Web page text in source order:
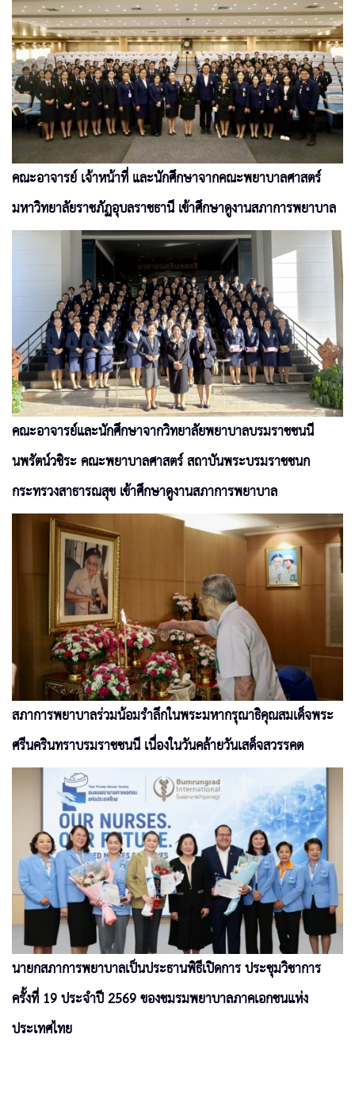
คณะอาจารย์ เจ้าหน้าที่ และนักศึกษาจากคณะพยาบาลศาสตร์
มหาวิทยาลัยราชภัฏอุบลราชธานี เข้าศึกษาดูงานสภาการพยาบาล
คณะอาจารย์และนักศึกษาจากวิทยาลัยพยาบาลบรมราชชนนี
นพรัตน์วชิระ คณะพยาบาลศาสตร์ สถาบันพระบรมราชชนก
กระทรวงสาธารณสุข เข้าศึกษาดูงานสภาการพยาบาล
สภาการพยาบาลร่วมน้อมรำลึกในพระมหากรุณาธิคุณสมเด็จพระ
ศรีนครินทราบรมราชชนนี เนื่องในวันคล้ายวันเสด็จสวรรคต
นายกสภาการพยาบาลเป็นประธานพิธีเปิดการ ประชุมวิชาการ
ครั้งที่ 19 ประจำปี 2569 ของชมรมพยาบาลภาคเอกชนแห่ง
ประเทศไทย